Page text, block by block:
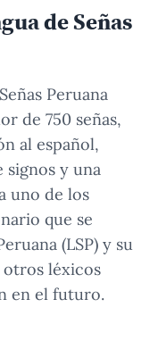
de Señas
Peruana
de 750 señas,
al español,
y una
uno de los
que se
(LSP) y su
otros léxicos
en el futuro.